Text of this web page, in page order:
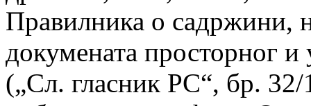
Правилника о садржини,
докумената просторног
(„Сл. гласник РС“, бр.